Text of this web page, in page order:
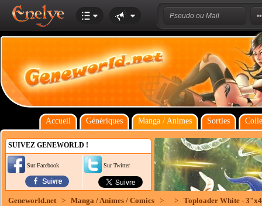
Accueil Génériques Manga / Animes Sorties
SUIVEZ GENEWORLD !
Sur Facebook Sur Twitter
Geneworld.net > Manga / Animes / Comics > > Toploader White -